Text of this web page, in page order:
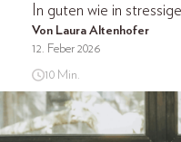
In guten wie in
Von Laura Altenhofer
12. Feber 2026
10 Min.